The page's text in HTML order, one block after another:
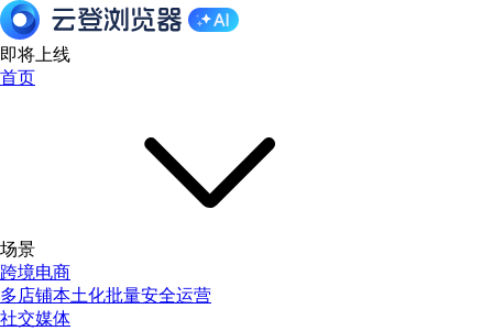
即将上线
首页
场景
跨境电商
多店铺本土化批量安全运营
社交媒体